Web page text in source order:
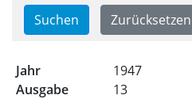
Trefferliste für
1947
13